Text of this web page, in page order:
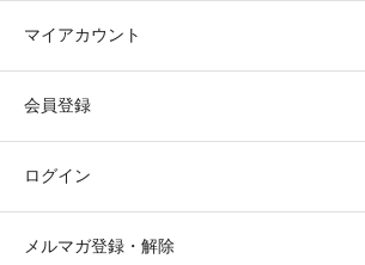
マイアカウント
会員登録
ログイン
メルマガ登録・解除